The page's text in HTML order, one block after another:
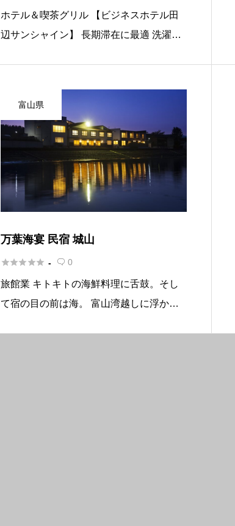
ホテル＆喫茶グリル 【ビジネスホテル田
辺サンシャイン】 長期滞在に最適 洗濯
ーニング 金・土・日は夜ベ […]
富山県
万葉海宴 民宿 城山
 -  0
旅館業 キトキトの海鮮料理に舌鼓。そし
て宿の目の前は海。 富山湾越しに浮かぶ